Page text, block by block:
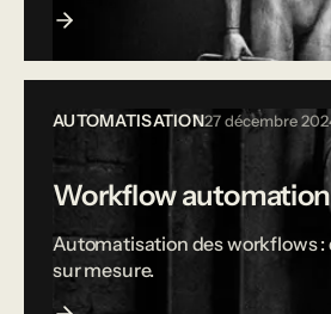
AUTOMATISATION27 décembre
Workflow
Automatisation des workflows
sur mesure.